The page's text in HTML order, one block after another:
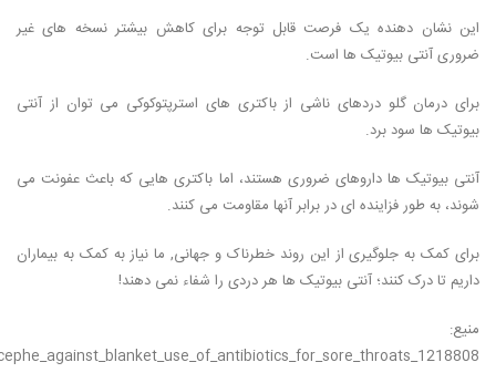
این نشان دهنده یک فرصت قابل توجه برای کاهش بیشتر نسخه های غیر
ضروری آنتی بیوتیک ها است.
برای درمان گلو دردهای ناشی از باکتری های استرپتوکوکی می توان از آنتی
بیوتیک ها سود برد.
آنتی بیوتیک ها داروهای ضروری هستند، اما باکتری هایی که باعث عفونت می
شوند، به طور فزاینده ای در برابر آنها مقاومت می کنند.
برای کمک به جلوگیری از این روند خطرناک و جهانی, ما نیاز به کمک به بیماران
داریم تا درک کنند؛ آنتی بیوتیک ها هر دردی را شفاء نمی دهند!
منیع: